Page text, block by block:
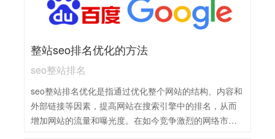
调整优化策略。
整站seo排名优化的方法
seo整站排名
seo整站排名优化是指通过优化整个网站的结构、内容和
外部链接等因素，提高网站在搜索引擎中的排名，从而
增加网站的流量和曝光度。在如今竞争激烈的网络市场